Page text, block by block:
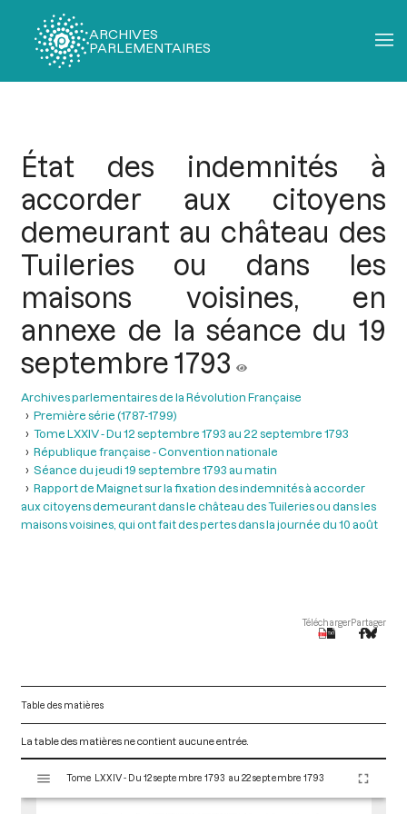
ARCHIVES
PARLEMENTAIRES
État des indemnités à
accorder aux citoyens
demeurant au château des
Tuileries ou dans les
maisons voisines, en
annexe de la séance du 19
septembre 1793
Archives parlementaires de la Révolution Française
Première série (1787-1799)
Tome LXXIV - Du 12 septembre 1793 au 22 septembre 1793
République française - Convention nationale
Séance du jeudi 19 septembre 1793 au matin
Rapport de Maignet sur la fixation des indemnités à accorder
aux citoyens demeurant dans le château des Tuileries ou dans les
maisons voisines, qui ont fait des pertes dans la journée du 10 août
TéléchargerPartager
Table des matières
La table des matières ne contient aucune entrée.
s
Tome LXXIV - Du 12 septembre 1793 au 22 septembre 1793